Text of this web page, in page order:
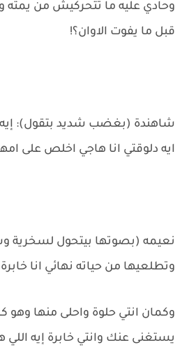
وحادي عليه ما تتحركيش من يمته
قبل ما يفوت الاوان؟!
شاهندة (بغضب شديد بتقول):
ايه دلوقتي انا هاجي اخلص على
نعيمه (بصوتها بيتحول لسخرية
وتطلعيها من حياته نهائي انا
وكمان انتي حلوة واحلى منها
يستغنى عنك وانتي خابرة إيه